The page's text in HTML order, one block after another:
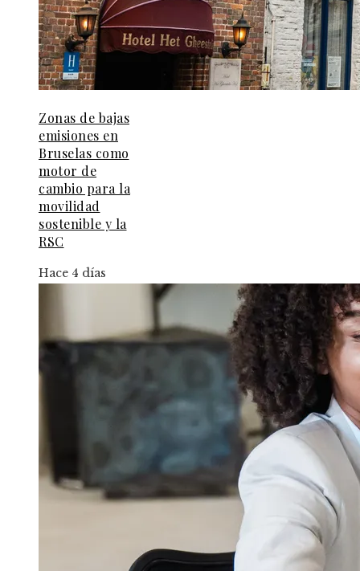
Zonas de bajas
emisiones en
Bruselas como
motor de
cambio para la
movilidad
sostenible y la
RSC
Hace 4 días